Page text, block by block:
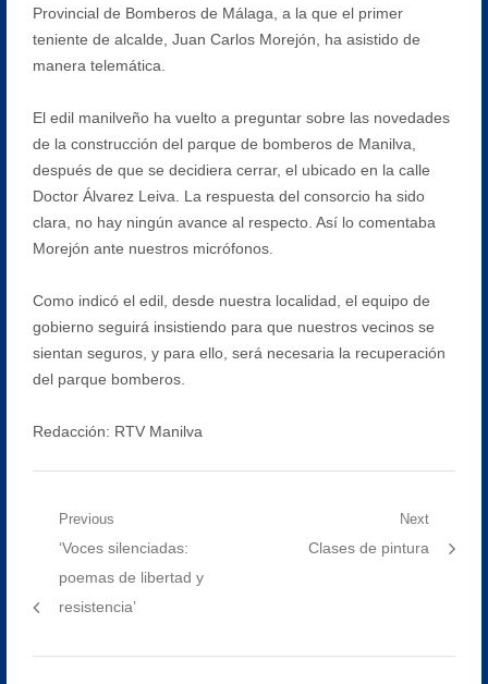
Provincial de Bomberos de Málaga, a la que el primer
teniente de alcalde, Juan Carlos Morejón, ha asistido de
manera telemática.
El edil manilveño ha vuelto a preguntar sobre las novedades
de la construcción del parque de bomberos de Manilva,
después de que se decidiera cerrar, el ubicado en la calle
Doctor Álvarez Leiva. La respuesta del consorcio ha sido
clara, no hay ningún avance al respecto. Así lo comentaba
Morejón ante nuestros micrófonos.
Como indicó el edil, desde nuestra localidad, el equipo de
gobierno seguirá insistiendo para que nuestros vecinos se
sientan seguros, y para ello, será necesaria la recuperación
del parque bomberos.
Redacción: RTV Manilva
Navegación
entradas
Previous
Previous
post:
‘Voces silenciadas:
poemas de libertad y
resistencia’
Next
Next
Clases de pintura